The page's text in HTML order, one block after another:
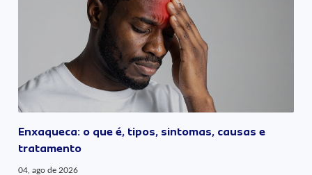
Enxaqueca: o que é, tipos, sintomas, causas e
tratamento
04, ago de 2026